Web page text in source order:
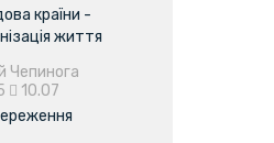
країни -
життя
Чепинога
10.07